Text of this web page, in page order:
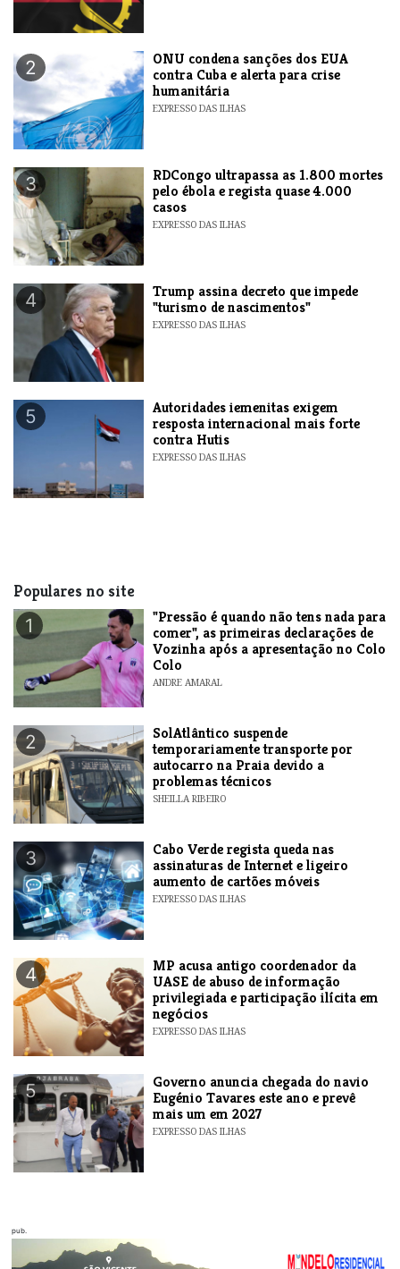
2
ONU condena sanções dos EUA
contra Cuba e alerta para crise
humanitária
EXPRESSO DAS ILHAS
3
RDCongo ultrapassa as 1.800 mortes
pelo ébola e regista quase 4.000
casos
EXPRESSO DAS ILHAS
4
Trump assina decreto que impede
"turismo de nascimentos"
EXPRESSO DAS ILHAS
5
Autoridades iemenitas exigem
resposta internacional mais forte
contra Hutis
EXPRESSO DAS ILHAS
Populares no site
1
"Pressão é quando não tens nada para
comer", as primeiras declarações de
Vozinha após a apresentação no Colo
Colo
ANDRE AMARAL
2
SolAtlântico suspende
temporariamente transporte por
autocarro na Praia devido a
problemas técnicos
SHEILLA RIBEIRO
3
Cabo Verde regista queda nas
assinaturas de Internet e ligeiro
aumento de cartões móveis
EXPRESSO DAS ILHAS
4
MP acusa antigo coordenador da
UASE de abuso de informação
privilegiada e participação ilícita em
negócios
EXPRESSO DAS ILHAS
5
Governo anuncia chegada do navio
Eugénio Tavares este ano e prevê
mais um em 2027
EXPRESSO DAS ILHAS
pub.